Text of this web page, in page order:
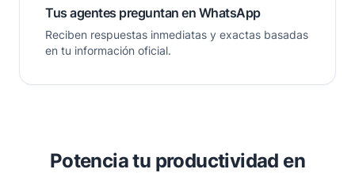
Tus agentes preguntan en WhatsApp
Reciben respuestas inmediatas y exactas basadas
en tu información oficial.
Potencia tu productividad en